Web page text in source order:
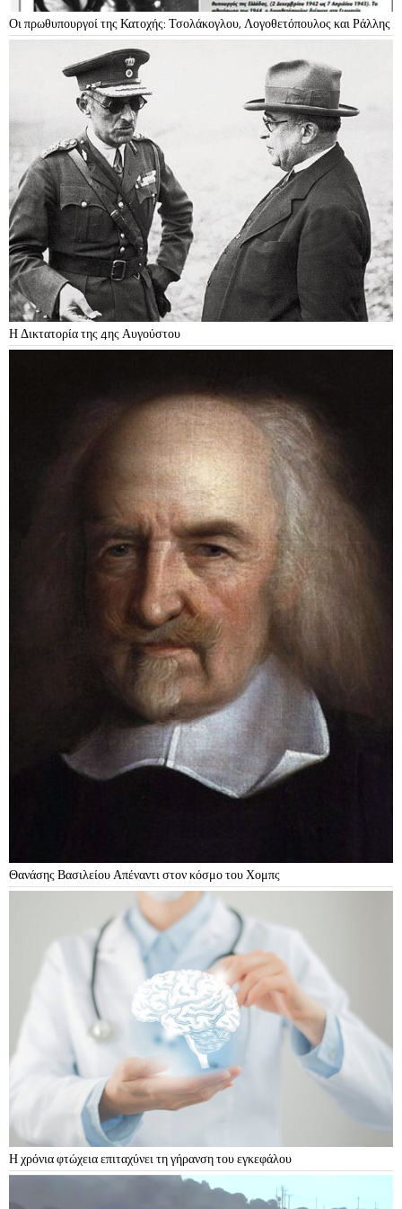
Οι πρωθυπουργοί της Κατοχής: Τσολάκογλου, Λογοθετόπουλος και Ράλλης
Η Δικτατορία της 4ης Αυγούστου
Θανάσης Βασιλείου Απέναντι στον κόσμο του Χομπς
Η χρόνια φτώχεια επιταχύνει τη γήρανση του εγκεφάλου